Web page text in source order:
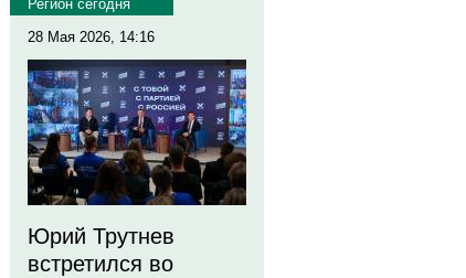
Регион сегодня
28 Мая 2026, 14:16
Юрий Трутнев
встретился во